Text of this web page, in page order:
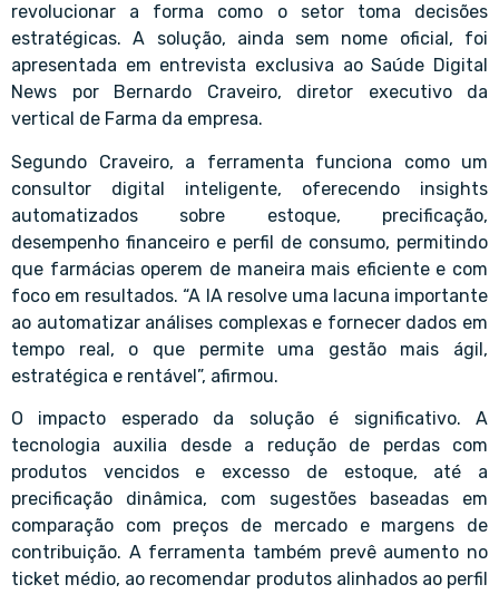
revolucionar a forma como o setor toma decisões
estratégicas. A solução, ainda sem nome oficial, foi
apresentada em entrevista exclusiva ao Saúde Digital
News por Bernardo Craveiro, diretor executivo da
vertical de Farma da empresa.
Segundo Craveiro, a ferramenta funciona como um
consultor digital inteligente, oferecendo insights
automatizados sobre estoque, precificação,
desempenho financeiro e perfil de consumo, permitindo
que farmácias operem de maneira mais eficiente e com
foco em resultados. “A IA resolve uma lacuna importante
ao automatizar análises complexas e fornecer dados em
tempo real, o que permite uma gestão mais ágil,
estratégica e rentável”, afirmou.
O impacto esperado da solução é significativo. A
tecnologia auxilia desde a redução de perdas com
produtos vencidos e excesso de estoque, até a
precificação dinâmica, com sugestões baseadas em
comparação com preços de mercado e margens de
contribuição. A ferramenta também prevê aumento no
ticket médio, ao recomendar produtos alinhados ao perfil